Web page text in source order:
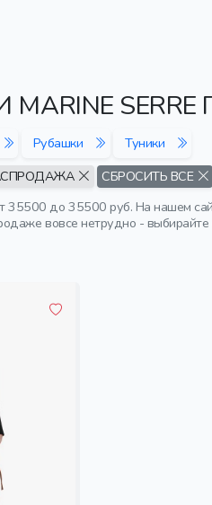
Рубашки
Туники
СБРОСИТЬ ВСЕ
35500 до 35500 руб. На нашем
вовсе нетрудно -